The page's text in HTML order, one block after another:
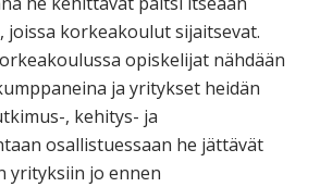
joissa korkeakoulut sijaitsevat.
opiskelijat nähdään
ja yritykset heidän
, kehitys- ja
osallistuessaan he jättävät
yrityksiin jo ennen